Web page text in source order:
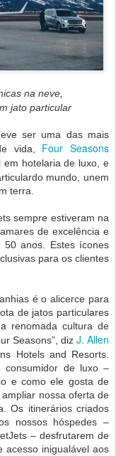
na neve,
jato particular
ser uma das mais
vida, Four Seasons
hotelaria de luxo, e
mundo, unem
terra.
sempre estiveram na
de excelência e
anos. Estes ícones
para os clientes
é o alicerce para
de jatos particulares
renomada cultura de
Seasons”, diz J. Allen
Hotels and Resorts.
consumidor de luxo –
e como ele gosta de
nossa oferta de
Os itinerários criados
nossos hóspedes –
– desfrutarem de
acesso inigualável aos